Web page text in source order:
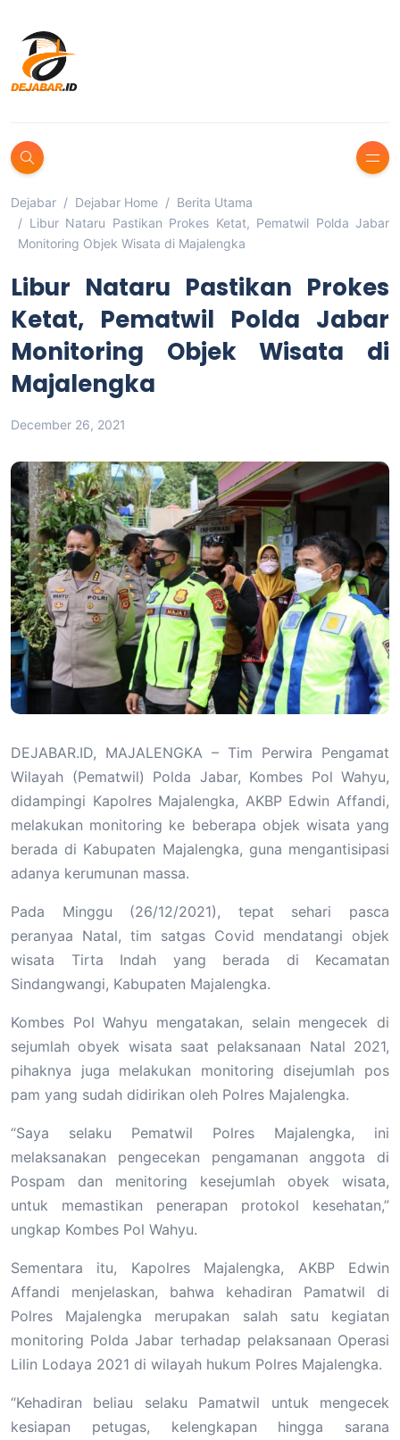
Dejabar Dejabar Home
Berita Utama
Libur Nataru Pastikan Prokes Ketat, Pematwil Polda Jabar
Monitoring Objek Wisata di Majalengka
Libur Nataru Pastikan Prokes
Ketat, Pematwil Polda Jabar
Monitoring Objek Wisata di
Majalengka
December 26, 2021
DEJABAR.ID, MAJALENGKA – Tim Perwira Pengamat
Wilayah (Pematwil) Polda Jabar, Kombes Pol Wahyu,
didampingi Kapolres Majalengka, AKBP Edwin Affandi,
melakukan monitoring ke beberapa objek wisata yang
berada di Kabupaten Majalengka, guna mengantisipasi
adanya kerumunan massa.
Pada Minggu (26/12/2021), tepat sehari pasca
peranyaa Natal, tim satgas Covid mendatangi objek
wisata Tirta Indah yang berada di Kecamatan
Sindangwangi, Kabupaten Majalengka.
Kombes Pol Wahyu mengatakan, selain mengecek di
sejumlah obyek wisata saat pelaksanaan Natal 2021,
pihaknya juga melakukan monitoring disejumlah pos
pam yang sudah didirikan oleh Polres Majalengka.
“Saya selaku Pematwil Polres Majalengka, ini
melaksanakan pengecekan pengamanan anggota di
Pospam dan menitoring kesejumlah obyek wisata,
untuk memastikan penerapan protokol kesehatan,”
ungkap Kombes Pol Wahyu.
Sementara itu, Kapolres Majalengka, AKBP Edwin
Affandi menjelaskan, bahwa kehadiran Pamatwil di
Polres Majalengka merupakan salah satu kegiatan
monitoring Polda Jabar terhadap pelaksanaan Operasi
Lilin Lodaya 2021 di wilayah hukum Polres Majalengka.
“Kehadiran beliau selaku Pamatwil untuk mengecek
kesiapan petugas, kelengkapan hingga sarana